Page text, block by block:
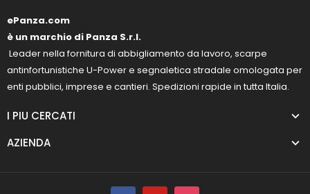
ePanza.com
è un marchio di Panza S.r.l.
Leader nella fornitura di abbigliamento da lavoro, scarpe
antinfortunistiche U-Power e segnaletica stradale omologata per
enti pubblici, imprese e cantieri. Spedizioni rapide in tutta Italia.
I PIU CERCATI
AZIENDA